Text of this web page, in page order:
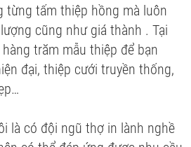
từng tấm thiệp hồng mà luôn
cũng như giá thành . Tại
trăm mẫu thiệp để bạn
đại, thiệp cưới truyền thống,
là có đội ngũ thợ in lành nghề